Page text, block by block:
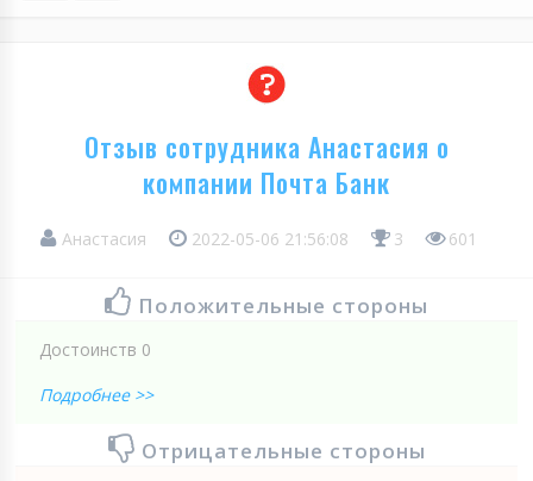
Отзыв сотрудника Анастасия о
компании Почта Банк
Анастасия 2022-05-06 21:56:08 3 601
Положительные стороны
Достоинств 0
Подробнее >>
Отрицательные стороны